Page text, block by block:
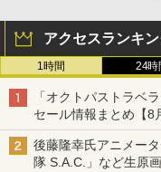
アクセスランキ
1時間 24時
「オクトパストラベ
セール情報まとめ【8
ニンテンドーeショッ
後藤隆幸氏アニメー
隊 S.A.C.」など生原